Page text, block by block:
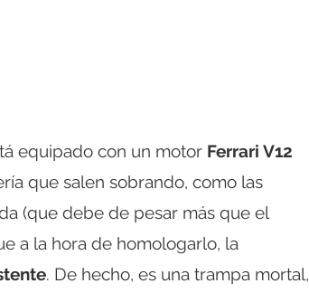
equipado con un motor Ferrari V12
que salen sobrando, como las
(que debe de pesar más que el
a la hora de homologarlo, la
. De hecho, es una trampa mortal,